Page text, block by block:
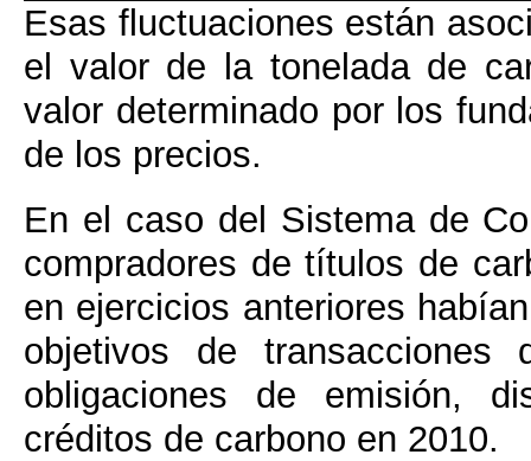
Esas fluctuaciones están
el valor de la tonelada de
valor determinado por los
de los precios.
En el caso del Sistema de
compradores de títulos de
en ejercicios anteriores
objetivos de
obligaciones de emisión,
créditos de carbono en 2010.